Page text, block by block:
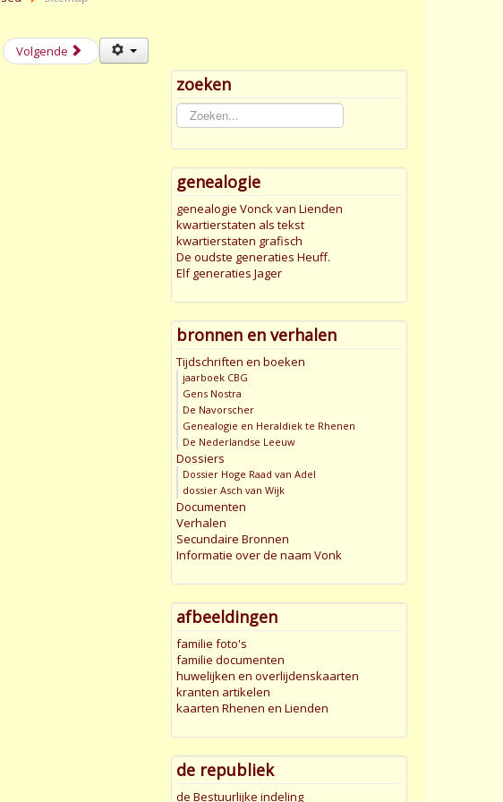
Volgende
zoeken
Zoeken...
genealogie
genealogie Vonck van Lienden
kwartierstaten als tekst
kwartierstaten grafisch
De oudste generaties Heuff.
Elf generaties Jager
bronnen en verhalen
Tijdschriften en boeken
jaarboek CBG
Gens Nostra
De Navorscher
Genealogie en Heraldiek te Rhenen
De Nederlandse Leeuw
Dossiers
Dossier Hoge Raad van Adel
dossier Asch van Wijk
Documenten
Verhalen
Secundaire Bronnen
Informatie over de naam Vonk
afbeeldingen
familie foto's
familie documenten
huwelijken en overlijdenskaarten
kranten artikelen
kaarten Rhenen en Lienden
de republiek
de Bestuurlijke indeling